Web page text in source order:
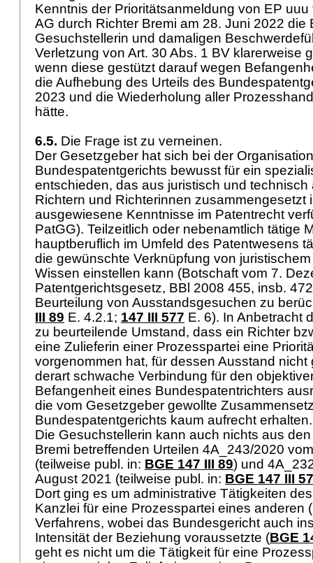
Kenntnis der Prioritätsanmeldung von EP
AG durch Richter Bremi am 28. Juni 2022 die
Gesuchstellerin und damaligen
Verletzung von Art. 30 Abs. 1 BV klarerweise
wenn diese gestützt darauf wegen
die Aufhebung des Urteils des
2023 und die Wiederholung aller
hätte.
6.5. Die Frage ist zu verneinen.
Der Gesetzgeber hat sich bei der
Bundespatentgerichts bewusst für ein
entschieden, das aus juristisch und technisch
Richtern und Richterinnen zusammengesetzt
ausgewiesene Kenntnisse im Patentrecht
PatGG). Teilzeitlich oder nebenamtlich tätige
hauptberuflich im Umfeld des Patentwesens
die gewünschte Verknüpfung von
Wissen einstellen kann (Botschaft vom 7.
Patentgerichtsgesetz, BBl 2008 455, insb.
Beurteilung von Ausstandsgesuchen zu
III 89 E. 4.2.1; 147 III 577 E. 6). In Anbetracht
zu beurteilende Umstand, dass ein Richter
eine Zulieferin einer Prozesspartei eine
vorgenommen hat, für dessen Ausstand
derart schwache Verbindung für den
Befangenheit eines Bundespatentrichters
die vom Gesetzgeber gewollte
Bundespatentgerichts kaum aufrecht
Die Gesuchstellerin kann auch nichts aus
Bremi betreffenden Urteilen 4A_243/2020
(teilweise publ. in: BGE 147 III 89) und
August 2021 (teilweise publ. in: BGE 147 III
Dort ging es um administrative Tätigkeiten
Kanzlei für eine Prozesspartei eines anderen
Verfahrens, wobei das Bundesgericht auch
Intensität der Beziehung voraussetzte (BGE
geht es nicht um die Tätigkeit für eine